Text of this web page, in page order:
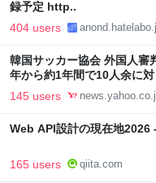
録予定 http..
404 users
韓国サッカー協会 外国人審
年から約1年間で10人余に
Powered by JNN） -
145 users
Web API設計の現在地2026
165 users qiita.com